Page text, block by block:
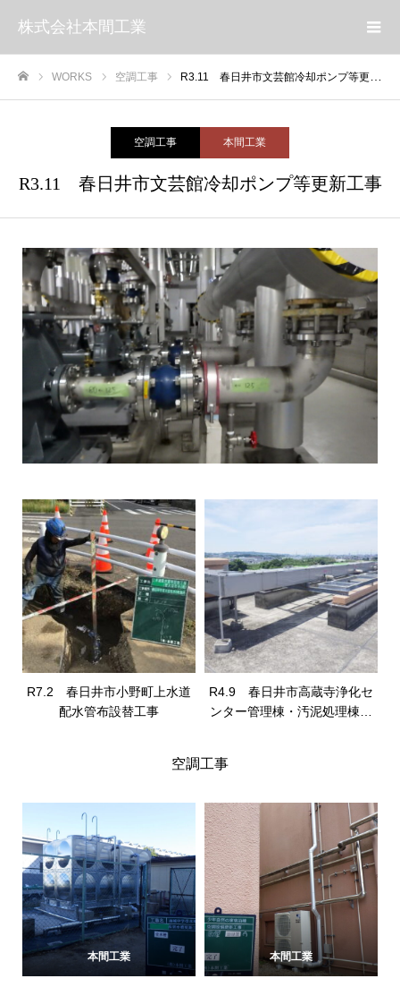
株式会社本間工業
WORKS 空調工事 R3.11 春日井市文芸館冷却ポンプ等更新工事
空調工事 本間工業
R3.11 春日井市文芸館冷却ポンプ等更新工事
R7.2 春日井市小野町上水道
配水管布設替工事
R4.9 春日井市高蔵寺浄化セ
ンター管理棟・汚泥処理棟空
空調工事
本間工業 本間工業